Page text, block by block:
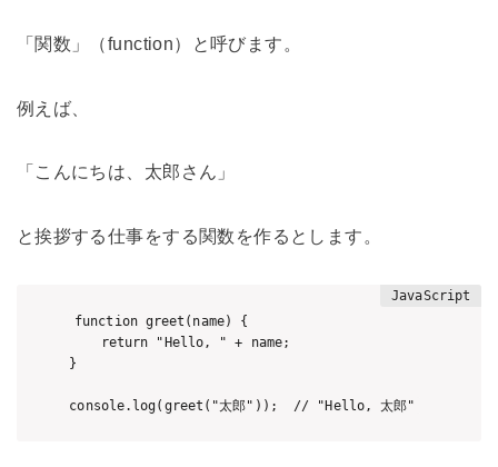
「関数」（function）と呼びます。
例えば、
「こんにちは、太郎さん」
と挨拶する仕事をする関数を作るとします。
function greet(name) {
    return "Hello, " + name;
}